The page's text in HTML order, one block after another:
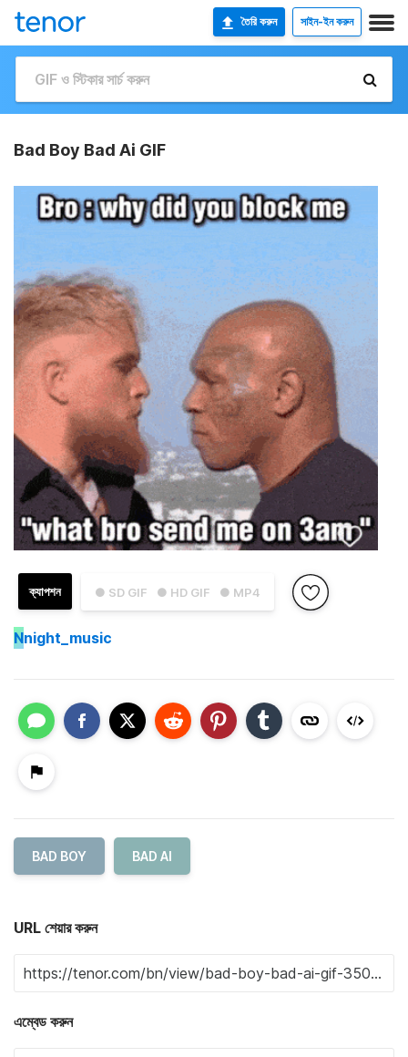
তৈরি করুন সাইন-ইন করুন
Bad Boy Bad Ai GIF
● SD GIF ● HD GIF ● MP4
ক্যাপশন
Nnight_music
BAD BOY BAD AI
URL শেয়ার করুন
এম্বেড করুন